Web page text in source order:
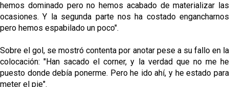
hemos dominado pero no hemos acabado de materializar las
ocasiones. Y la segunda parte nos ha costado engancharnos
pero hemos espabilado un poco".
Sobre el gol, se mostró contenta por anotar pese a su fallo en la
colocación: "Han sacado el corner, y la verdad que no me he
puesto donde debía ponerme. Pero he ido ahí, y he estado para
meter el pie".